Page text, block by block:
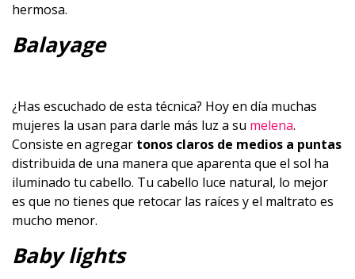
hermosa.
Balayage
¿Has escuchado de esta técnica? Hoy en día muchas
mujeres la usan para darle más luz a su melena.
Consiste en agregar tonos claros de medios a puntas
distribuida de una manera que aparenta que el sol ha
iluminado tu cabello. Tu cabello luce natural, lo mejor
es que no tienes que retocar las raíces y el maltrato es
mucho menor.
Baby lights